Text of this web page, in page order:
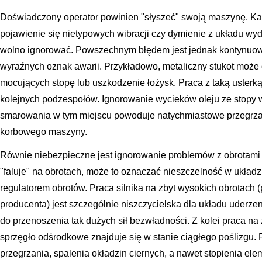
Doświadczony operator powinien "słyszeć" swoją maszynę.
pojawienie się nietypowych wibracji czy dymienie z układu
wolno ignorować. Powszechnym błędem jest jednak
wyraźnych oznak awarii. Przykładowo, metaliczny stukot
mocujących stopę lub uszkodzenie łożysk. Praca z taką
kolejnych podzespołów. Ignorowanie wycieków oleju ze stopy
smarowania w tym miejscu powoduje natychmiastowe
korbowego maszyny.
Równie niebezpieczne jest ignorowanie problemów z
"faluje" na obrotach, może to oznaczać nieszczelność w
regulatorem obrotów. Praca silnika na zbyt wysokich obrotach
producenta) jest szczególnie niszczycielska dla układu
do przenoszenia tak dużych sił bezwładności. Z kolei praca
sprzęgło odśrodkowe znajduje się w stanie ciągłego poślizgu.
przegrzania, spalenia okładzin ciernych, a nawet stopienia